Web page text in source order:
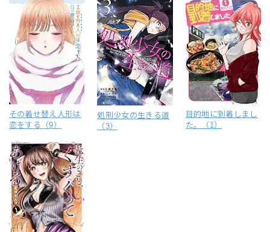
その着せ替え人形は
恋をする（9）
処刑少女の生きる道
（3）
目的地に到着しまし
た。（1）